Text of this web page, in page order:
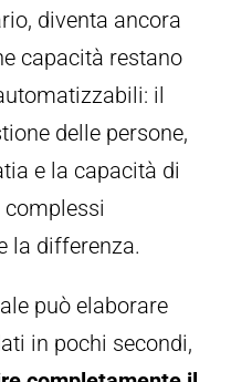
diventa ancora
capacità restano
il
delle persone,
e la capacità di
la differenza.
può elaborare
in pochi secondi,